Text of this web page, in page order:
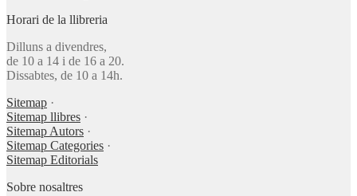
Horari de la llibreria
Dilluns a divendres,
de 10 a 14 i de 16 a 20.
Dissabtes, de 10 a 14h.
Sitemap ·
Sitemap llibres ·
Sitemap Autors ·
Sitemap Categories ·
Sitemap Editorials
Sobre nosaltres